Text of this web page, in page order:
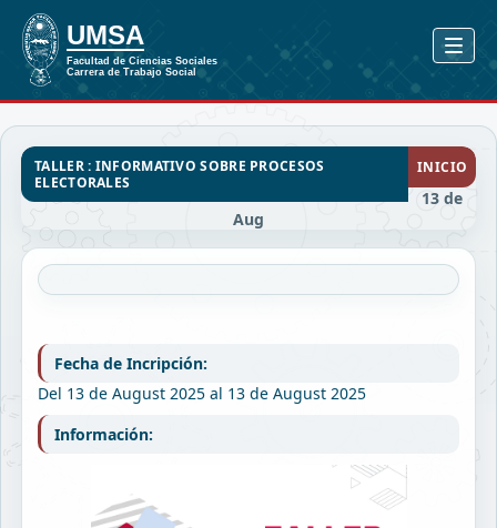
TALLER : INFORMATIVO SOBRE PROCESOS
ELECTORALES
INICIO
13 de
Aug
Fecha de Incripción:
Del 13 de August 2025 al 13 de August 2025
Información: